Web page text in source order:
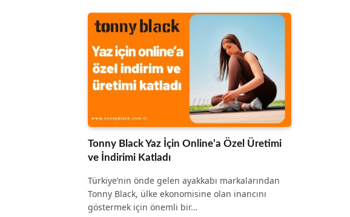
Tonny Black Yaz İçin Online’a Özel Üretimi
ve İndirimi Katladı
Türkiye’nin önde gelen ayakkabı markalarından
Tonny Black, ülke ekonomisine olan inancını
göstermek için önemli bir…